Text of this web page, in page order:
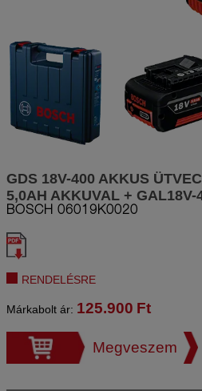
GDS 18V-400 AKKUS
5,0AH AKKUVAL + GAL18V-
BOSCH 06019K0020
RENDELÉSRE
Márkabolt ár: 125.900 Ft
Megveszem